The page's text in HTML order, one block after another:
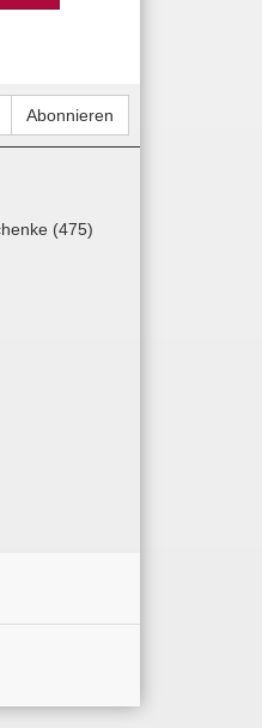
Abonnieren
(475)